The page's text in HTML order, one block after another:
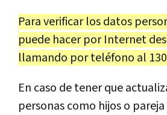
Para verificar los datos
puede hacer por Internet
llamando por teléfono al
En caso de tener que
personas como hijos o